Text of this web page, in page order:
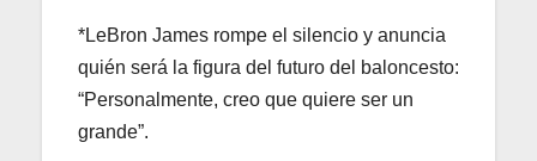
*LeBron James rompe el silencio y anuncia
quién será la figura del futuro del baloncesto:
“Personalmente, creo que quiere ser un
grande”.